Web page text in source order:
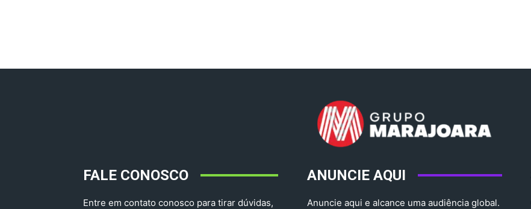
FALE CONOSCO
Entre em contato conosco para tirar dúvidas,
ANUNCIE AQUI
Anuncie aqui e alcance uma audiência global.